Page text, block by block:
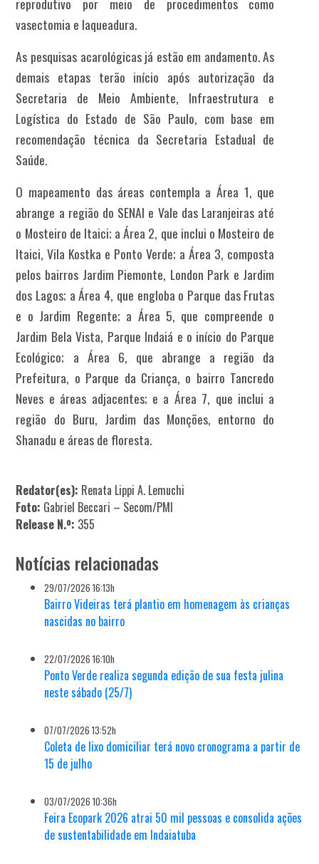
vasectomia e laqueadura.
As pesquisas acarológicas já estão em andamento. As
demais etapas terão início após autorização da
Secretaria de Meio Ambiente, Infraestrutura e
Logística do Estado de São Paulo, com base em
recomendação técnica da Secretaria Estadual de
Saúde.
O mapeamento das áreas contempla a Área 1, que
abrange a região do SENAI e Vale das Laranjeiras até
o Mosteiro de Itaici; a Área 2, que inclui o Mosteiro de
Itaici, Vila Kostka e Ponto Verde; a Área 3, composta
pelos bairros Jardim Piemonte, London Park e Jardim
dos Lagos; a Área 4, que engloba o Parque das Frutas
e o Jardim Regente; a Área 5, que compreende o
Jardim Bela Vista, Parque Indaiá e o início do Parque
Ecológico; a Área 6, que abrange a região da
Prefeitura, o Parque da Criança, o bairro Tancredo
Neves e áreas adjacentes; e a Área 7, que inclui a
região do Buru, Jardim das Monções, entorno do
Shanadu e áreas de floresta.
Redator(es): Renata Lippi A. Lemuchi
Foto: Gabriel Beccari – Secom/PMI
Release N.º: 355
Notícias relacionadas
29/07/2026 16:13h
Bairro Videiras terá plantio em homenagem às crianças
nascidas no bairro
22/07/2026 16:10h
Ponto Verde realiza segunda edição de sua festa julina
neste sábado (25/7)
07/07/2026 13:52h
Coleta de lixo domiciliar terá novo cronograma a partir de
15 de julho
03/07/2026 10:36h
Feira Ecopark 2026 atrai 50 mil pessoas e consolida ações
de sustentabilidade em Indaiatuba